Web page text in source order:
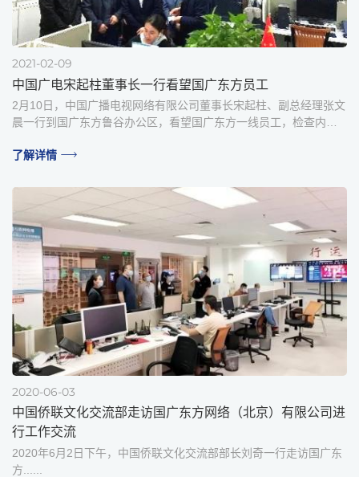
2021-02-09
中国广电宋起柱董事长一行看望国广东方员工
2月10日，中国广播电视网络有限公司董事长宋起柱、副总经理张文
晨一行到国广东方鲁谷办公区，看望国广东方一线员工，检查内容
了解详情
2020-06-03
中国侨联文化交流部走访国广东方网络（北京）有限公司进
行工作交流
2020年6月2日下午，中国侨联文化交流部部长刘奇一行走访国广东
方......